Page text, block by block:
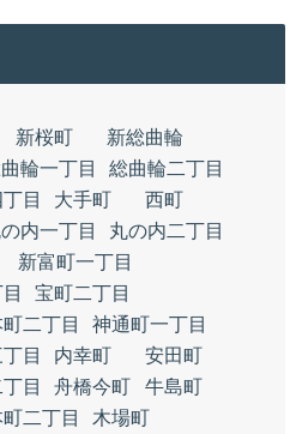
新桜町
新総曲輪
輪一丁目
総曲輪二丁目
目 大手町
西町
内一丁目
丸の内二丁目
新富町一丁目
宝町二丁目
二丁目
神通町一丁目
目 内幸町
安田町
目 舟橋今町
牛島町
二丁目
木場町